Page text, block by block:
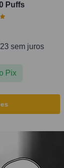
Puffs
sem juros
Pix